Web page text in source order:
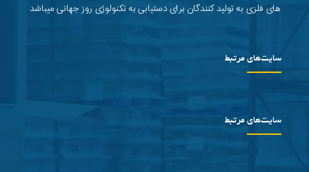
های فلزی به تولید کنندگان برای دستیابی به تکنولوژی روز جهانی میباشد
سایت‌های مرتبط
سایت‌های مرتبط